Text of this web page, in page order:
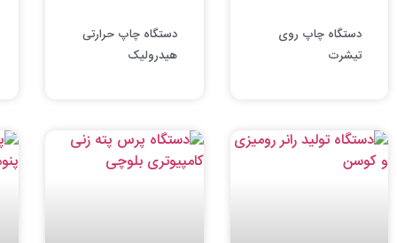
دستگاه چاپ روی
تیشرت
دستگاه چاپ حرارتی
هیدرولیک